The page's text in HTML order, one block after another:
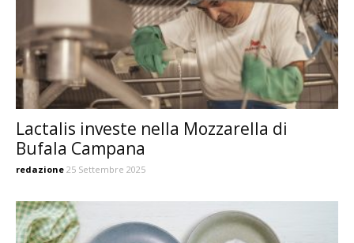
Lactalis investe nella Mozzarella di
Bufala Campana
redazione 25 Settembre 2025